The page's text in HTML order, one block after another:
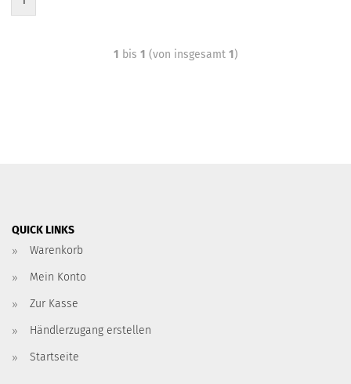
1 bis 1 (von insgesamt 1)
QUICK LINKS
Warenkorb
Mein Konto
Zur Kasse
Händlerzugang erstellen
Startseite